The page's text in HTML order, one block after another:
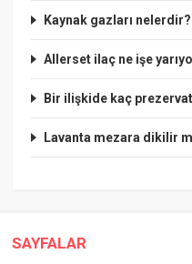
Kaynak gazları nelerdir?
Allerset ilaç ne işe
Bir ilişkide kaç
Lavanta mezara dikilir
SAYFALAR